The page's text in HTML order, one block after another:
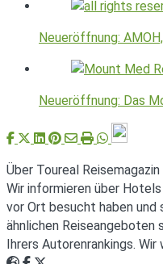
Neueröffnung:
Neueröffnung: Das
Über Toureal Reisemagazin
Wir informieren über
vor Ort besucht haben und
ähnlichen
Ihrers Autorenrankings.